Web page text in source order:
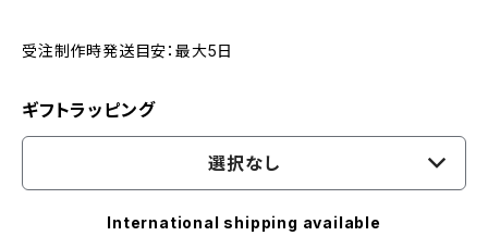
受注制作時発送目安：最大5日
ギフトラッピング
選択なし
International shipping available